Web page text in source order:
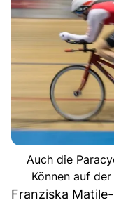
Auch die
Können auf
Franziska